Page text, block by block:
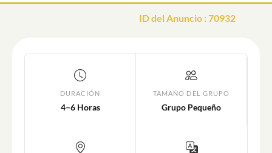
ID del Anuncio :70932
DURACIÓN
4–6 Horas
TAMAÑO DEL GRUPO
Grupo Pequeño